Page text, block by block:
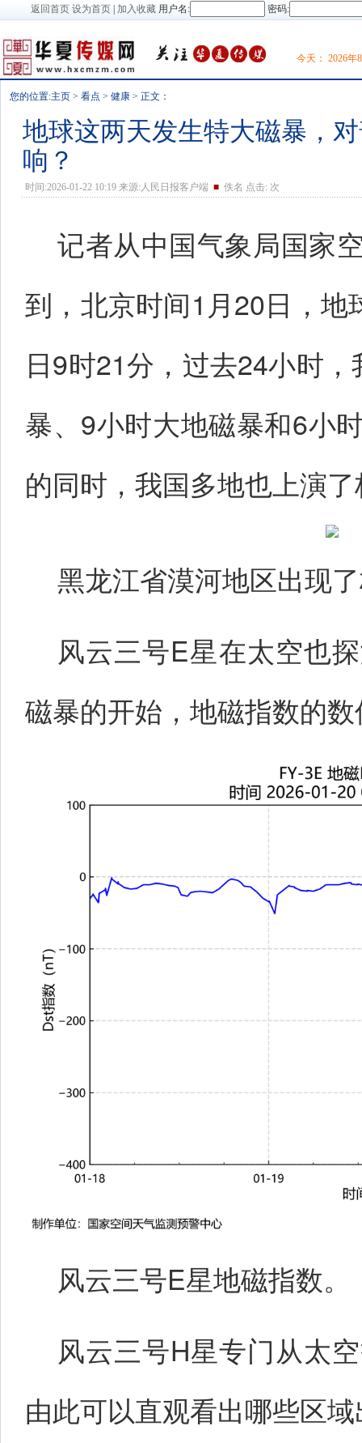
返回首页 设为首页| 加入收藏用户名: 密码:
今天： 2026年
您的位置:主页 > 看点 > 健康 > 正文：
地球这两天发生特大磁暴，
响？
时间:2026-01-22 10:19 来源:人民日报客户端 ■佚名 点击: 次
记者从中国气象局国家
到，北京时间1月20日，
日9时21分，过去24小时
暴、9小时大地磁暴和6小
的同时，我国多地也上演
黑龙江省漠河地区出现
风云三号E星在太空也
磁暴的开始，地磁指数的
风云三号E星地磁指数。
风云三号H星专门从太
由此可以直观看出哪些区